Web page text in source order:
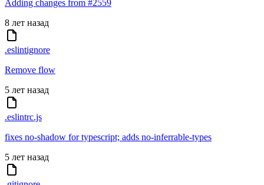
Adding changes from #2559
8 лет назад
.eslintignore
Remove flow
5 лет назад
.eslintrc.js
fixes no-shadow for typescript; adds no-inferrable-types
5 лет назад